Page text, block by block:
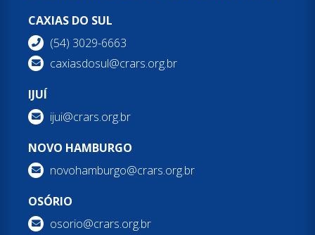
CAXIAS DO SUL
(54) 3029-6663
caxiasdosul@crars.org.br
IJUÍ
ijui@crars.org.br
NOVO HAMBURGO
novohamburgo@crars.org.br
OSÓRIO
osorio@crars.org.br